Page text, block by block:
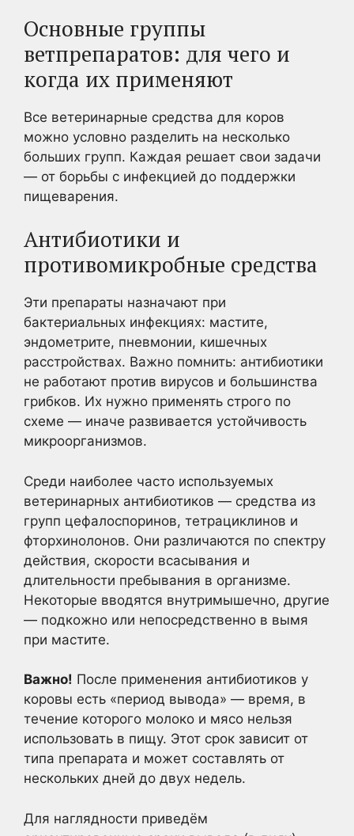
Основные группы
ветпрепаратов: для чего и
когда их применяют
Все ветеринарные средства для коров
можно условно разделить на несколько
больших групп. Каждая решает свои задачи
— от борьбы с инфекцией до поддержки
пищеварения.
Антибиотики и
противомикробные средства
Эти препараты назначают при
бактериальных инфекциях: мастите,
эндометрите, пневмонии, кишечных
расстройствах. Важно помнить: антибиотики
не работают против вирусов и большинства
грибков. Их нужно применять строго по
схеме — иначе развивается устойчивость
микроорганизмов.
Среди наиболее часто используемых
ветеринарных антибиотиков — средства из
групп цефалоспоринов, тетрациклинов и
фторхинолонов. Они различаются по спектру
действия, скорости всасывания и
длительности пребывания в организме.
Некоторые вводятся внутримышечно, другие
— подкожно или непосредственно в вымя
при мастите.
Важно! После применения антибиотиков у
коровы есть «период вывода» — время, в
течение которого молоко и мясо нельзя
использовать в пищу. Этот срок зависит от
типа препарата и может составлять от
нескольких дней до двух недель.
Для наглядности приведём